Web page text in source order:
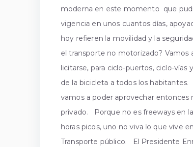
moderna en este momento que
vigencia en unos cuantos días,
hoy refieren la movilidad y la
el transporte no motorizado? Vamos
licitarse, para ciclo-puertos, ciclo-
de la bicicleta a todos los
vamos a poder aprovechar
privado. Porque no es freeways en
horas picos, uno no viva lo que vive
Transporte público. El Presidente